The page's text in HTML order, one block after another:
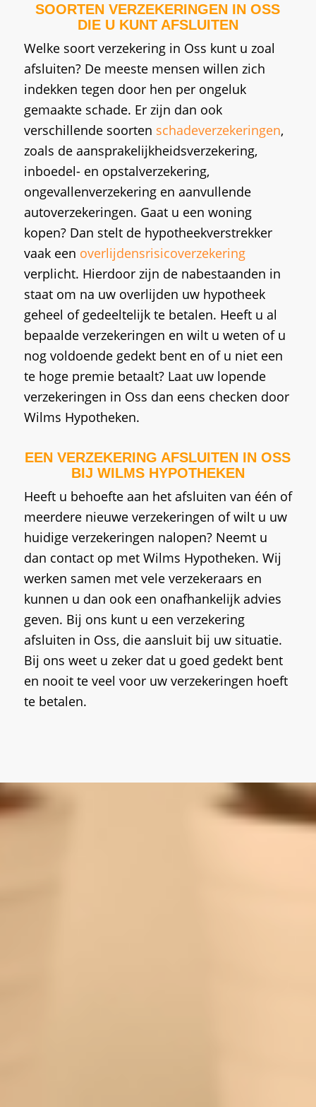
SOORTEN VERZEKERINGEN IN OSS
DIE U KUNT AFSLUITEN
Welke soort verzekering in Oss kunt u zoal
afsluiten? De meeste mensen willen zich
indekken tegen door hen per ongeluk
gemaakte schade. Er zijn dan ook
verschillende soorten schadeverzekeringen,
zoals de aansprakelijkheidsverzekering,
inboedel- en opstalverzekering,
ongevallenverzekering en aanvullende
autoverzekeringen. Gaat u een woning
kopen? Dan stelt de hypotheekverstrekker
vaak een overlijdensrisicoverzekering
verplicht. Hierdoor zijn de nabestaanden in
staat om na uw overlijden uw hypotheek
geheel of gedeeltelijk te betalen. Heeft u al
bepaalde verzekeringen en wilt u weten of u
nog voldoende gedekt bent en of u niet een
te hoge premie betaalt? Laat uw lopende
verzekeringen in Oss dan eens checken door
Wilms Hypotheken.
EEN VERZEKERING AFSLUITEN IN OSS
BIJ WILMS HYPOTHEKEN
Heeft u behoefte aan het afsluiten van één of
meerdere nieuwe verzekeringen of wilt u uw
huidige verzekeringen nalopen? Neemt u
dan contact op met Wilms Hypotheken. Wij
werken samen met vele verzekeraars en
kunnen u dan ook een onafhankelijk advies
geven. Bij ons kunt u een verzekering
afsluiten in Oss, die aansluit bij uw situatie.
Bij ons weet u zeker dat u goed gedekt bent
en nooit te veel voor uw verzekeringen hoeft
te betalen.